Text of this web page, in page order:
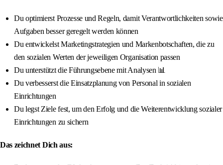
Du optimierst Prozesse und Regeln, damit Verantwortlichkeiten sowie
Aufgaben besser geregelt werden können
Du entwickelst Marketingstrategien und Markenbotschaften, die zu
den sozialen Werten der jeweiligen Organisation passen
Du unterstützt die Führungsebene mit Analysen 📊
Du verbesserst die Einsatzplanung von Personal in sozialen
Einrichtungen
Du legst Ziele fest, um den Erfolg und die Weiterentwicklung sozialer
Einrichtungen zu sichern
Das zeichnet Dich aus: